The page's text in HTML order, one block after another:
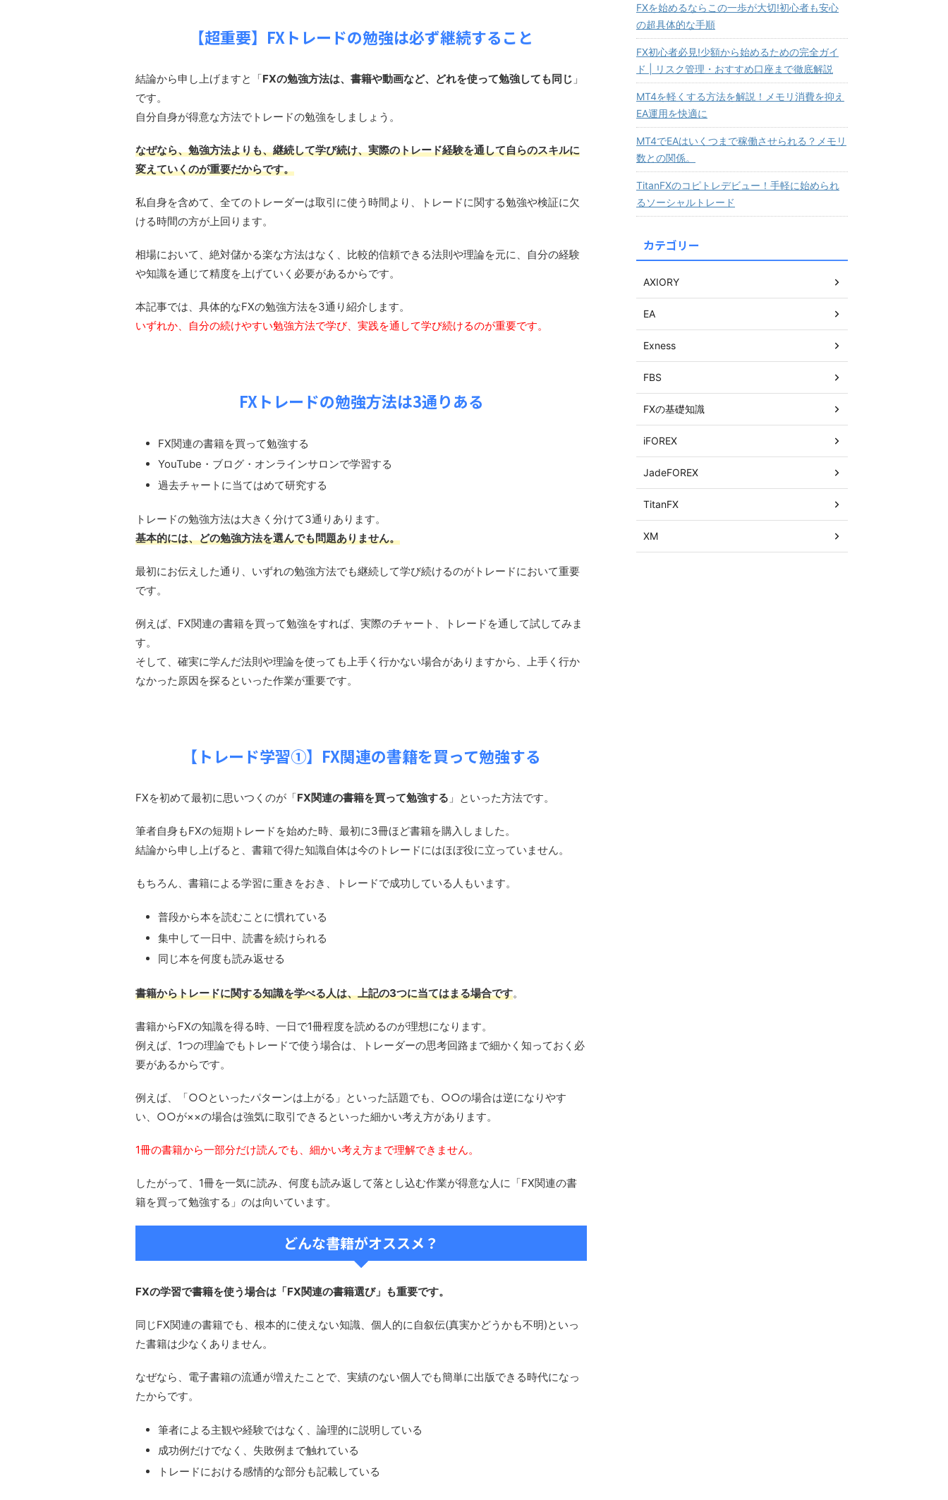
【超重要】FXトレードの勉強は必ず継続すること
結論から申し上げますと「FXの勉強方法は、書籍や動画など、どれを使って勉強しても同じ 」
です。
自分自身が得意な方法でトレードの勉強をしましょう。
なぜなら、勉強方法よりも、継続して学び続け、実際のトレード経験を通して自らのスキルに
変えていくのが重要だからです。
私自身を含めて、全てのトレーダーは取引に使う時間より、トレードに関する勉強や検証に欠
ける時間の方が上回ります。
相場において、絶対儲かる楽な方法はなく、比較的信頼できる法則や理論を元に、自分の経験
や知識を通じて精度を上げていく必要があるからです。
本記事では、具体的なFXの勉強方法を3通り紹介します。
いずれか、自分の続けやすい勉強方法で学び、実践を通して学び続けるのが重要です。
FXトレードの勉強方法は3通りある
FX関連の書籍を買って勉強する
YouTube・ブログ・オンラインサロンで学習する
過去チャートに当てはめて研究する
トレードの勉強方法は大きく分けて3通りあります。
基本的には、どの勉強方法を選んでも問題ありません。
最初にお伝えした通り、いずれの勉強方法でも継続して学び続けるのがトレードにおいて重要
です。
例えば、FX関連の書籍を買って勉強をすれば、実際のチャート、トレードを通して試してみま
す。
そして、確実に学んだ法則や理論を使っても上手く行かない場合がありますから、上手く行か
なかった原因を探るといった作業が重要です。
【トレード学習①】FX関連の書籍を買って勉強する
FXを初めて最初に思いつくのが「FX関連の書籍を買って勉強する 」といった方法です。
筆者自身もFXの短期トレードを始めた時、最初に3冊ほど書籍を購入しました。
結論から申し上げると、書籍で得た知識自体は今のトレードにはほぼ役に立っていません。
もちろん、書籍による学習に重きをおき、トレードで成功している人もいます。
普段から本を読むことに慣れている
集中して一日中、読書を続けられる
同じ本を何度も読み返せる
書籍からトレードに関する知識を学べる人は、上記の3つに当てはまる場合です。
書籍からFXの知識を得る時、一日で1冊程度を読めるのが理想になります。
例えば、1つの理論でもトレードで使う場合は、トレーダーの思考回路まで細かく知っておく必
要があるからです。
例えば、「○○といったパターンは上がる」といった話題でも、○○の場合は逆になりやす
い、○○が××の場合は強気に取引できるといった細かい考え方があります。
1冊の書籍から一部分だけ読んでも、細かい考え方まで理解できません。
したがって、1冊を一気に読み、何度も読み返して落とし込む作業が得意な人に「FX関連の書
籍を買って勉強する」のは向いています。
どんな書籍がオススメ？
FXの学習で書籍を使う場合は「FX関連の書籍選び」も重要です。
同じFX関連の書籍でも、根本的に使えない知識、個人的に自叙伝(真実かどうかも不明)といっ
た書籍は少なくありません。
なぜなら、電子書籍の流通が増えたことで、実績のない個人でも簡単に出版できる時代になっ
たからです。
筆者による主観や経験ではなく、論理的に説明している
成功例だけでなく、失敗例まで触れている
トレードにおける感情的な部分も記載している
FXを始めるならこの一歩が大切!初心者も安心
の超具体的な手順
FX初心者必見!少額から始めるための完全ガイ
ド | リスク管理・おすすめ口座まで徹底解説
MT4を軽くする方法を解説！メモリ消費を抑え
EA運用を快適に
MT4でEAはいくつまで稼働させられる？メモリ
数との関係。
TitanFXのコピトレデビュー！手軽に始められ
るソーシャルトレード
カテゴリー
AXIORY
EA
Exness
FBS
FXの基礎知識
iFOREX
JadeFOREX
TitanFX
XM